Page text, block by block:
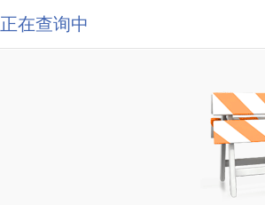
正在查询中